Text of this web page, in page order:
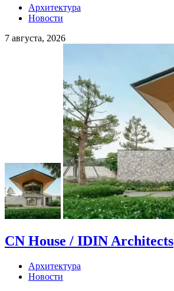
Архитектура
Новости
7 августа, 2026
CN House / IDIN Architects
Архитектура
Новости